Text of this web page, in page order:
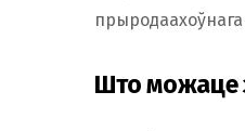
прыродаахоўнага
Што можаце